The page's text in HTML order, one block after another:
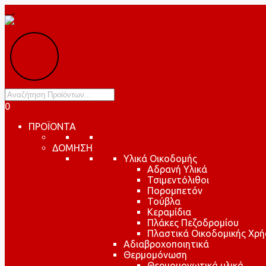
Products
search
0
ΠΡΟΪΟΝΤΑ
ΔΟΜΗΣΗ
Υλικά Οικοδομής
Αδρανή Υλικά
Τσιμεντόλιθοι
Πορομπετόν
Τούβλα
Κεραμίδια
Πλάκες Πεζοδρομίου
Πλαστικά Οικοδομικής
Αδιαβροχοποιητικά
Θερμομόνωση